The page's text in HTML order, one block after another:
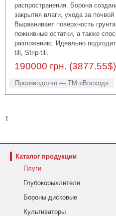
Каталог продукции
Плуги
Глубокорыхлители
Бороны дисковые
Культиваторы
распространения. Борона
закрытия влаги, ухода за почвой
Выравнивает поверхность
пожнивные остатки, а также
разложению. Идеально
till, Strip-till.
190000 грн. (3877.55$)
Производство — ТМ «Восход»
1